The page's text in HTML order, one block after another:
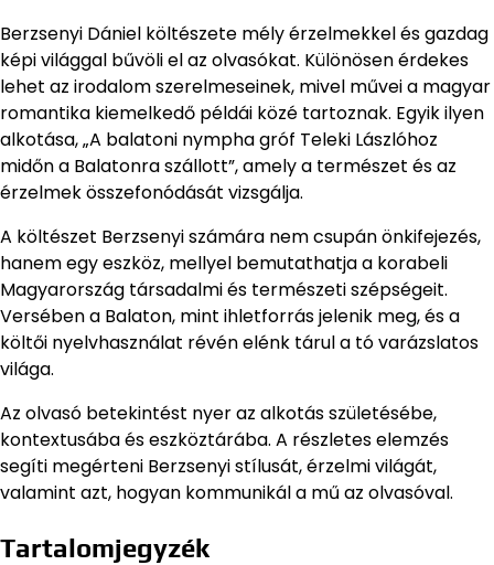
Berzsenyi Dániel költészete mély érzelmekkel és gazdag
képi világgal bűvöli el az olvasókat. Különösen érdekes
lehet az irodalom szerelmeseinek, mivel művei a magyar
romantika kiemelkedő példái közé tartoznak. Egyik ilyen
alkotása, „A balatoni nympha gróf Teleki Lászlóhoz
midőn a Balatonra szállott”, amely a természet és az
érzelmek összefonódását vizsgálja.
A költészet Berzsenyi számára nem csupán önkifejezés,
hanem egy eszköz, mellyel bemutathatja a korabeli
Magyarország társadalmi és természeti szépségeit.
Versében a Balaton, mint ihletforrás jelenik meg, és a
költői nyelvhasználat révén elénk tárul a tó varázslatos
világa.
Az olvasó betekintést nyer az alkotás születésébe,
kontextusába és eszköztárába. A részletes elemzés
segíti megérteni Berzsenyi stílusát, érzelmi világát,
valamint azt, hogyan kommunikál a mű az olvasóval.
Tartalomjegyzék